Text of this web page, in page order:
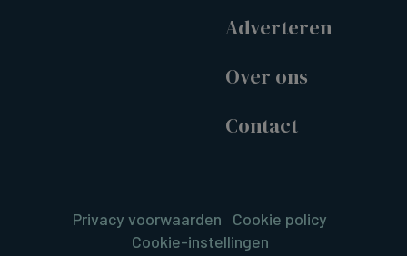
Adverteren
Over ons
Contact
Privacy voorwaarden
Cookie policy
Cookie-instellingen